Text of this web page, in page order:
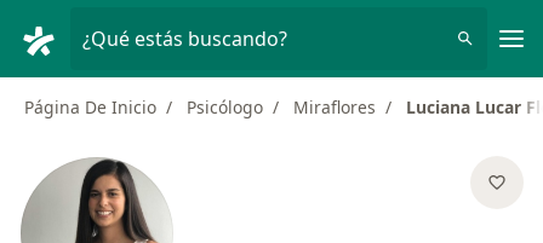
¿Qué estás buscando?
Página De Inicio Psicólogo Miraflores Luciana Lucar